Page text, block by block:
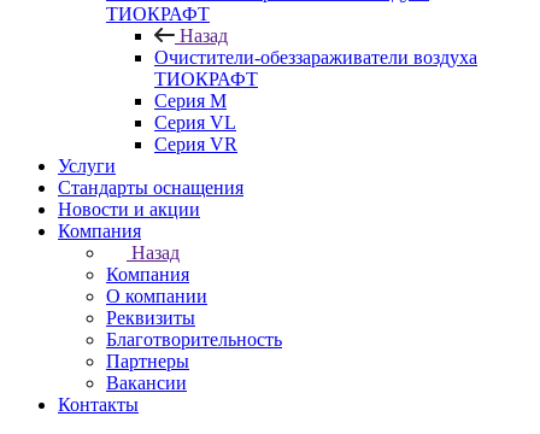
ТИОКРАФТ
Назад
Очистители-обеззараживатели воздуха
ТИОКРАФТ
Cерия M
Cерия VL
Серия VR
Услуги
Стандарты оснащения
Новости и акции
Компания
Назад
Компания
О компании
Реквизиты
Благотворительность
Партнеры
Вакансии
Контакты